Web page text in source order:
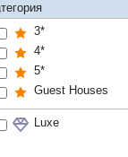
3*
4*
5*
Guest Houses
Luxe